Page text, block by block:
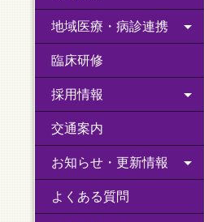
地域医療・病診連携
臨床研修
採用情報
交通案内
お知らせ・更新情報
よくある質問